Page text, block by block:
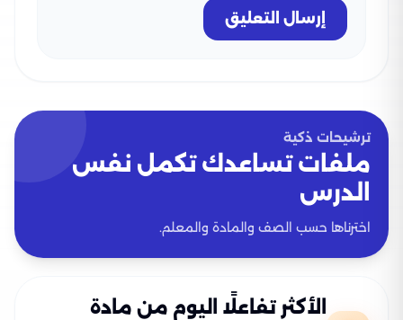
إرسال التعليق
ترشيحات ذكية
ملفات تساعدك تكمل نفس
الدرس
اخترناها حسب الصف والمادة والمعلم.
الأكثر تفاعلًا اليوم من مادة